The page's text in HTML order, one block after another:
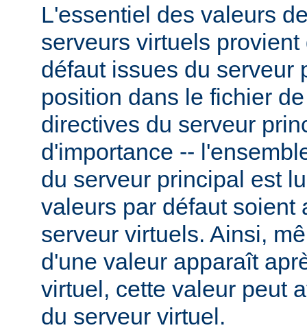
L'essentiel des valeurs
serveurs virtuels
défaut issues du serveur
position dans le fichier
directives du serveur
d'importance --
du serveur principal est
valeurs par défaut soient
serveur virtuels. Ainsi,
d'une valeur apparaît
virtuel, cette valeur peut
du serveur virtuel.